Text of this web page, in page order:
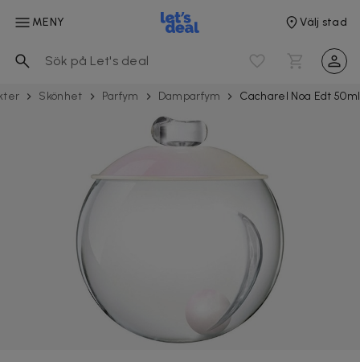
MENY Välj stad
Skönhet Parfym Damparfym Cacharel Noa Edt 50ml